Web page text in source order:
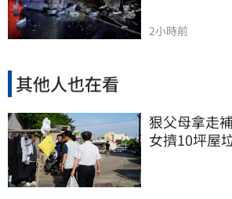
2小時前
其他人也在看
狠父母拿走
女擠10坪屋